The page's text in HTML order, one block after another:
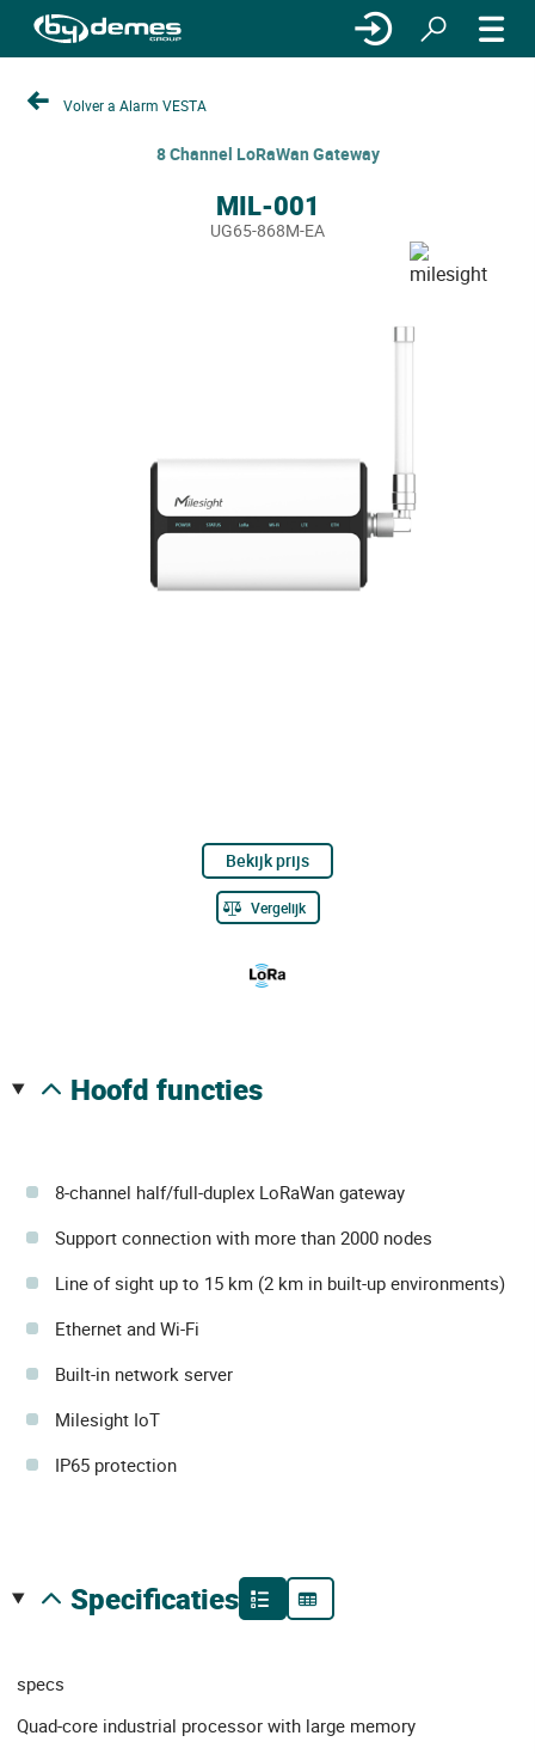
Volver a Alarm VESTA
8 Channel LoRaWan Gateway
MIL-001
UG65-868M-EA
Bekijk prijs
Vergelijk
hoofd functies
8-channel half/full-duplex LoRaWan gateway
Support connection with more than 2000 nodes
Line of sight up to 15 km (2 km in built-up environments)
Ethernet and Wi-Fi
Built-in network server
Milesight IoT
IP65 protection
specificaties
specs
Quad-core industrial processor with large memory